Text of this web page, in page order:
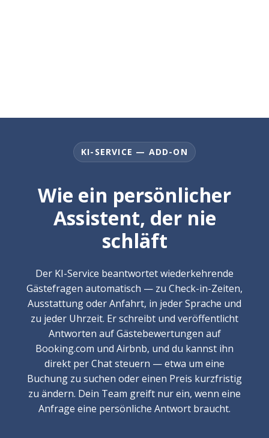
KI-SERVICE — ADD-ON
Wie ein persönlicher
Assistent, der nie
schläft
Der KI-Service beantwortet wiederkehrende
Gästefragen automatisch — zu Check-in-Zeiten,
Ausstattung oder Anfahrt, in jeder Sprache und
zu jeder Uhrzeit. Er schreibt und veröffentlicht
Antworten auf Gästebewertungen auf
Booking.com und Airbnb, und du kannst ihn
direkt per Chat steuern — etwa um eine
Buchung zu suchen oder einen Preis kurzfristig
zu ändern. Dein Team greift nur ein, wenn eine
Anfrage eine persönliche Antwort braucht.